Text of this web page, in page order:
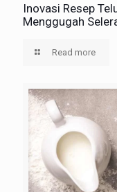
Inovasi Resep
Menggugah
Read more